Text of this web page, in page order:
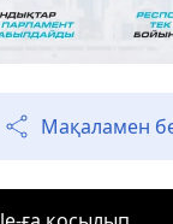
Мақаламен